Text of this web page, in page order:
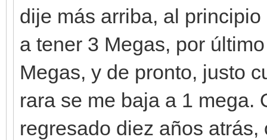
dije más arriba, al
a tener 3 Megas, por
Megas, y de pronto, justo
rara se me baja a 1 mega.
regresado diez años